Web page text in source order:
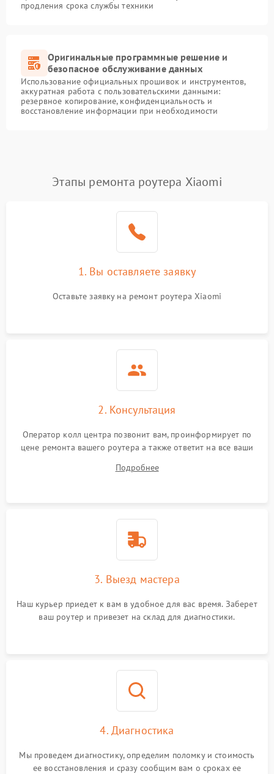
продления срока службы техники
Оригинальные программные решение и
безопасное обслуживание данных
Использование официальных прошивок и инструментов,
аккуратная работа с пользовательскими данными:
резервное копирование, конфиденциальность и
восстановление информации при необходимости
Этапы ремонта роутера Xiaomi
1. Вы оставляете заявку
Оставьте заявку на ремонт роутера Xiaomi
2. Консультация
Оператор колл центра позвонит вам, проинформирует по
цене ремонта вашего роутера а также ответит на все ваши
Подробнее
3. Выезд мастера
Наш курьер приедет к вам в удобное для вас время. Заберет
ваш роутер и привезет на склад для диагностики.
4. Диагностика
Мы проведем диагностику, определим поломку и стоимость
ее восстановления и сразу сообщим вам о сроках ее